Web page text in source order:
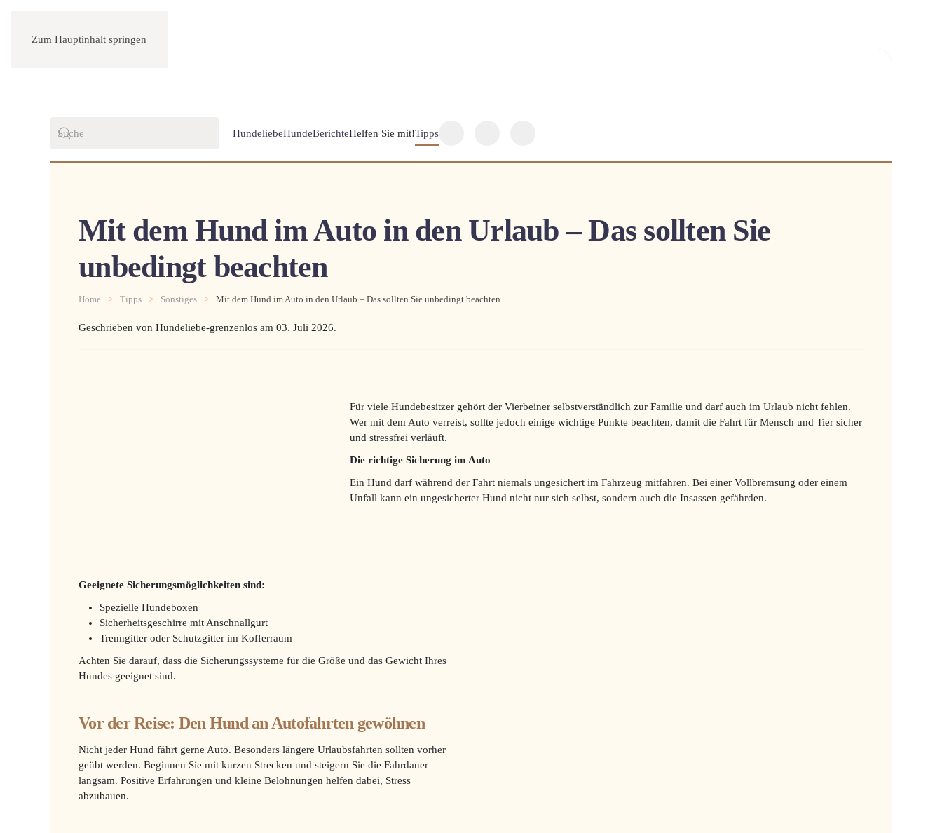
Zum Hauptinhalt springen
HundeliebeHundeBerichteHelfen Sie mit!Tipps
Mit dem Hund im Auto in den Urlaub – Das sollten Sie
unbedingt beachten
Home Tipps Sonstiges Mit dem Hund im Auto in den Urlaub – Das sollten Sie unbedingt beachten
Geschrieben von Hundeliebe-grenzenlos am 03. Juli 2026.
Für viele Hundebesitzer gehört der Vierbeiner selbstverständlich zur Familie und darf auch im Urlaub nicht fehlen.
Wer mit dem Auto verreist, sollte jedoch einige wichtige Punkte beachten, damit die Fahrt für Mensch und Tier sicher
und stressfrei verläuft.
Die richtige Sicherung im Auto
Ein Hund darf während der Fahrt niemals ungesichert im Fahrzeug mitfahren. Bei einer Vollbremsung oder einem
Unfall kann ein ungesicherter Hund nicht nur sich selbst, sondern auch die Insassen gefährden.
Geeignete Sicherungsmöglichkeiten sind:
Spezielle Hundeboxen
Sicherheitsgeschirre mit Anschnallgurt
Trenngitter oder Schutzgitter im Kofferraum
Achten Sie darauf, dass die Sicherungssysteme für die Größe und das Gewicht Ihres
Hundes geeignet sind.
Vor der Reise: Den Hund an Autofahrten gewöhnen
Nicht jeder Hund fährt gerne Auto. Besonders längere Urlaubsfahrten sollten vorher
geübt werden. Beginnen Sie mit kurzen Strecken und steigern Sie die Fahrdauer
langsam. Positive Erfahrungen und kleine Belohnungen helfen dabei, Stress
abzubauen.